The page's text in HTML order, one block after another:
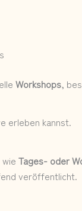
Workshops,
erleben kannst.
Tages- oder
veröffentlicht.